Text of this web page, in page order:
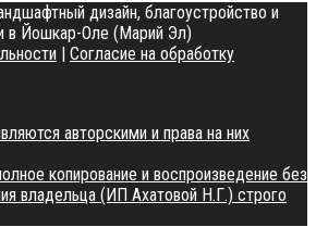
дизайн, благоустройство и
в Йошкар-Оле (Марий Эл)
| Согласие на обработку
авторскими и права на них
копирование и воспроизведение без
владельца (ИП Ахатовой Н.Г.) строго